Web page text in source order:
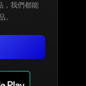
，我們都能